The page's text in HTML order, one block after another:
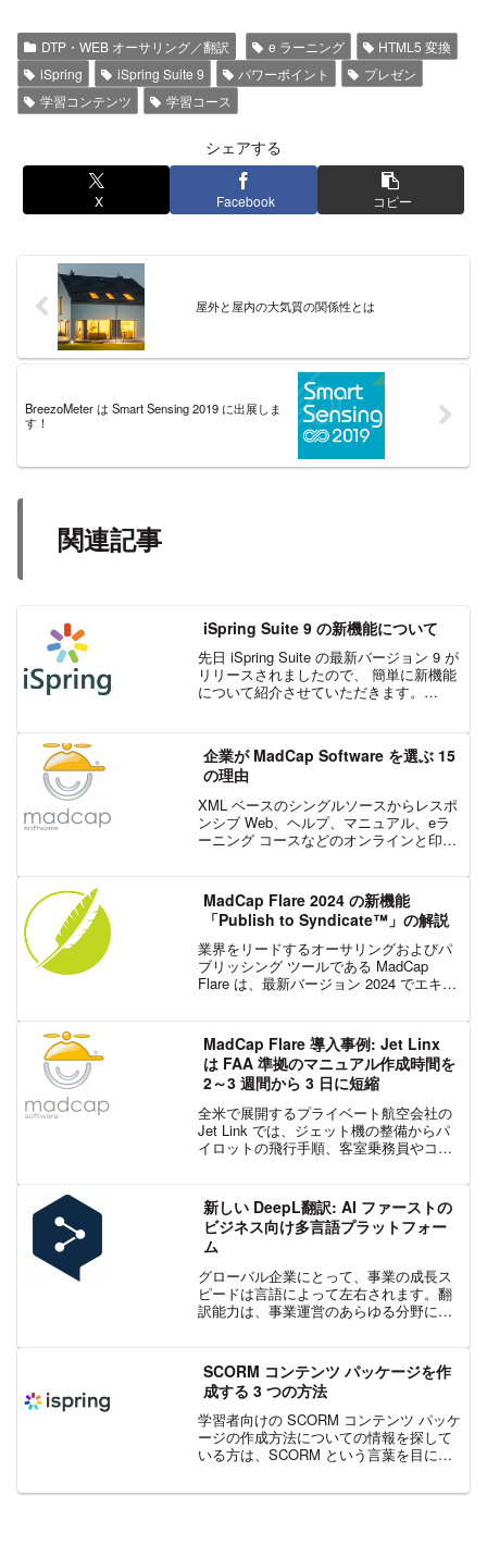
DTP・WEB オーサリング／翻訳 e ラーニング
HTML5 変換
iSpring
iSpring Suite 9 パワーポイント
プレゼン
学習コンテンツ
学習コース
シェアする
X Facebook コピー
屋外と屋内の大気質の関係性とは
BreezoMeter は Smart Sensing 2019 に出展しま
す！
関連記事
iSpring Suite 9 の新機能について
先日 iSpring Suite の最新バージョン 9 が
リリースされましたので、 簡単に新機能
について紹介させていただきます。
れ、PPT データ...
企業が MadCap Software を選ぶ 15
の理由
XML ベースのシングルソースからレスポ
ンシブ Web、ヘルプ、マニュアル、eラ
ーニング コースなどのオンラインと印刷
プロジェクト管理、コラボレーション...
MadCap Flare 2024 の新機能
「Publish to Syndicate™」の解説
業界をリードするオーサリングおよびパ
ブリッシング ツールである MadCap
Flare は、最新バージョン 2024 でエキサ
により、Flare およ...
MadCap Flare 導入事例: Jet Linx
は FAA 準拠のマニュアル作成時間を
2～3 週間から 3 日に短縮
全米で展開するプライベート航空会社の
Jet Link では、ジェット機の整備からパ
イロットの飛行手順、客室乗務員やコン
しており、その多くは、アメリカ連邦航
空局...
新しい DeepL翻訳: AI ファーストの
ビジネス向け多言語プラットフォー
ム
グローバル企業にとって、事業の成長ス
ピードは言語によって左右されます。翻
訳能力は、事業運営のあらゆる分野に影
グローバル企業の 68 % が直面している
制約です。Deep...
SCORM コンテンツ パッケージを作
成する 3 つの方法
学習者向けの SCORM コンテンツ パッケ
ージの作成方法についての情報を探して
いる方は、SCORM という言葉を目にし
Shareable Content Object Reference